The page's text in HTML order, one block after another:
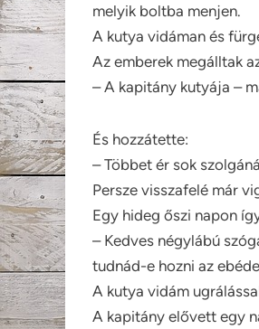
melyik boltba menjen.
A kutya vidáman és
Az emberek megálltak
– A kapitány kutyája –
És hozzátette:
– Többet ér sok
Persze visszafelé már
Egy hideg őszi napon
– Kedves négylábú
tudnád-e hozni az
A kutya vidám
A kapitány elővett egy